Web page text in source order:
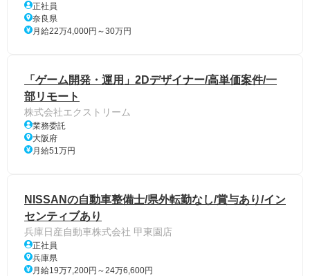
正社員
奈良県
月給22万4,000円～30万円
「ゲーム開発・運用」2Dデザイナー/高単価案件/一
部リモート
株式会社エクストリーム
業務委託
大阪府
月給51万円
NISSANの自動車整備士/県外転勤なし/賞与あり/イン
センティブあり
兵庫日産自動車株式会社 甲東園店
正社員
兵庫県
月給19万7,200円～24万6,600円